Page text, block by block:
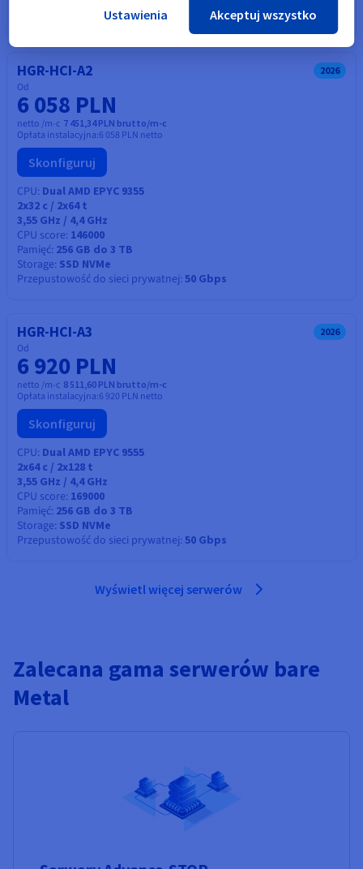
Przepustowość do sieci prywatnej 50 Gbps
HGR-HCI-A2 2026
Od
6 058 PLN
netto /m-c 7 451,34 PLN brutto/m-c
Opłata instalacyjna:6 058 PLN netto
Skonfiguruj
CPU Dual AMD EPYC 9355
2x32 c / 2x64t
3,55 GHz / 4,4 GHz
CPU score 146000
Pamięć 256 GB do 3 TB
Storage SSD NVMe
Przepustowość do sieci prywatnej 50 Gbps
HGR-HCI-A3 2026
Od
6 920 PLN
netto /m-c 8 511,60 PLN brutto/m-c
Opłata instalacyjna:6 920 PLN netto
Skonfiguruj
CPU Dual AMD EPYC 9555
2x64c / 2x128 t
3,55 GHz / 4,4 GHz
CPU score 169000
Pamięć 256 GB do 3 TB
Storage SSD NVMe
Przepustowość do sieci prywatnej 50 Gbps
Wyświetl więcej serwerów
Zalecana gama serwerów bare
Metal
Ustawienia Akceptuj wszystko